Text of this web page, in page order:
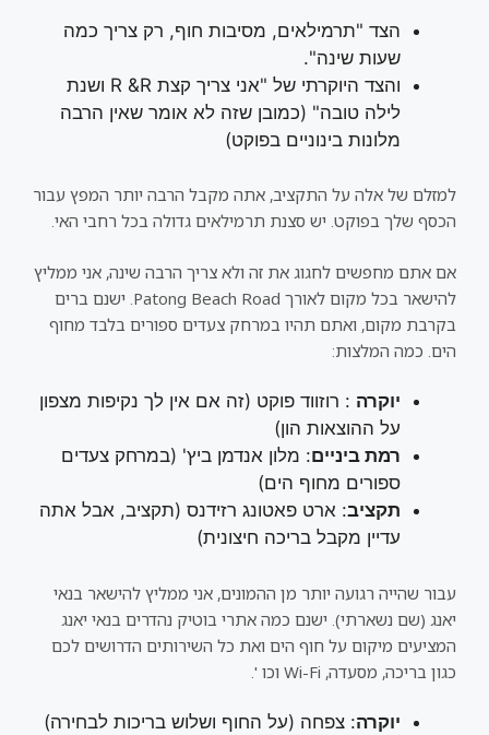
הצד "תרמילאים, מסיבות חוף, רק צריך כמה
שעות שינה".
והצד היוקרתי של "אני צריך קצת R &R ושנת
לילה טובה" (כמובן שזה לא אומר שאין הרבה
מלונות בינוניים בפוקט)
למזלם של אלה על התקציב, אתה מקבל הרבה יותר המפץ עבור
הכסף שלך בפוקט. יש סצנת תרמילאים גדולה בכל רחבי האי.
אם אתם מחפשים לחגוג את זה ולא צריך הרבה שינה, אני ממליץ
להישאר בכל מקום לאורך Patong Beach Road. ישנם ברים
בקרבת מקום, ואתם תהיו במרחק צעדים ספורים בלבד מחוף
הים. כמה המלצות:
יוקרה : רוזווד פוקט (זה אם אין לך נקיפות מצפון
על ההוצאות הון)
רמת ביניים: מלון אנדמן ביץ' (במרחק צעדים
ספורים מחוף הים)
תקציב: ארט פאטונג רזידנס (תקציב, אבל אתה
עדיין מקבל בריכה חיצונית)
עבור שהייה רגועה יותר מן ההמונים, אני ממליץ להישאר בנאי
יאנג (שם נשארתי). ישנם כמה אתרי בוטיק נהדרים בנאי יאנג
המציעים מיקום על חוף הים ואת כל השירותים הדרושים לכם
כגון בריכה, מסעדה, Wi-Fi וכו '.
יוקרה: צפחה (על החוף ושלוש בריכות לבחירה)